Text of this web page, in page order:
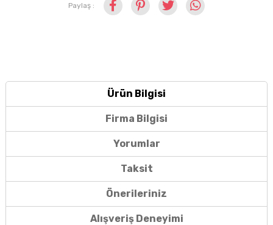
Paylaş :
Ürün Bilgisi
Firma Bilgisi
Yorumlar
Taksit
Önerileriniz
Alışveriş Deneyimi